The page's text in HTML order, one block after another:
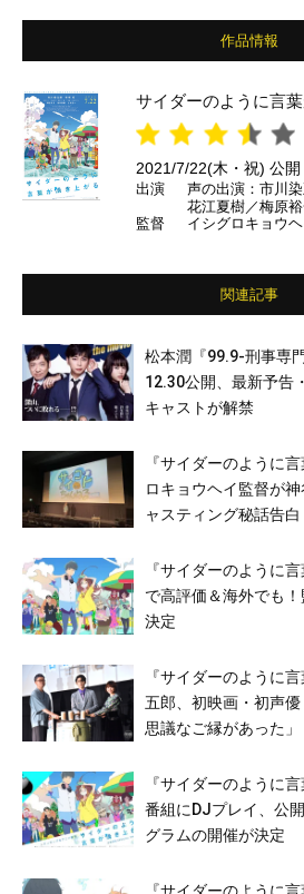
作品情報
サイダーのように言
2021/7/22(木・祝) 公開
出演
声の出演：市川
花江夏樹／梅原
／神谷浩史／坂
監督 イシグロキョウヘ
関連記事
松本潤『99.9-刑事専
12.30公開、最新予告
キャストが解禁
『サイダーのように
ロキョウヘイ監督が
ャスティング秘話告白
『サイダーのように
で高評価＆海外でも
決定
『サイダーのように
五郎、初映画・初声
思議なご縁があった」
『サイダーのように
番組にDJプレイ、公
グラムの開催が決定